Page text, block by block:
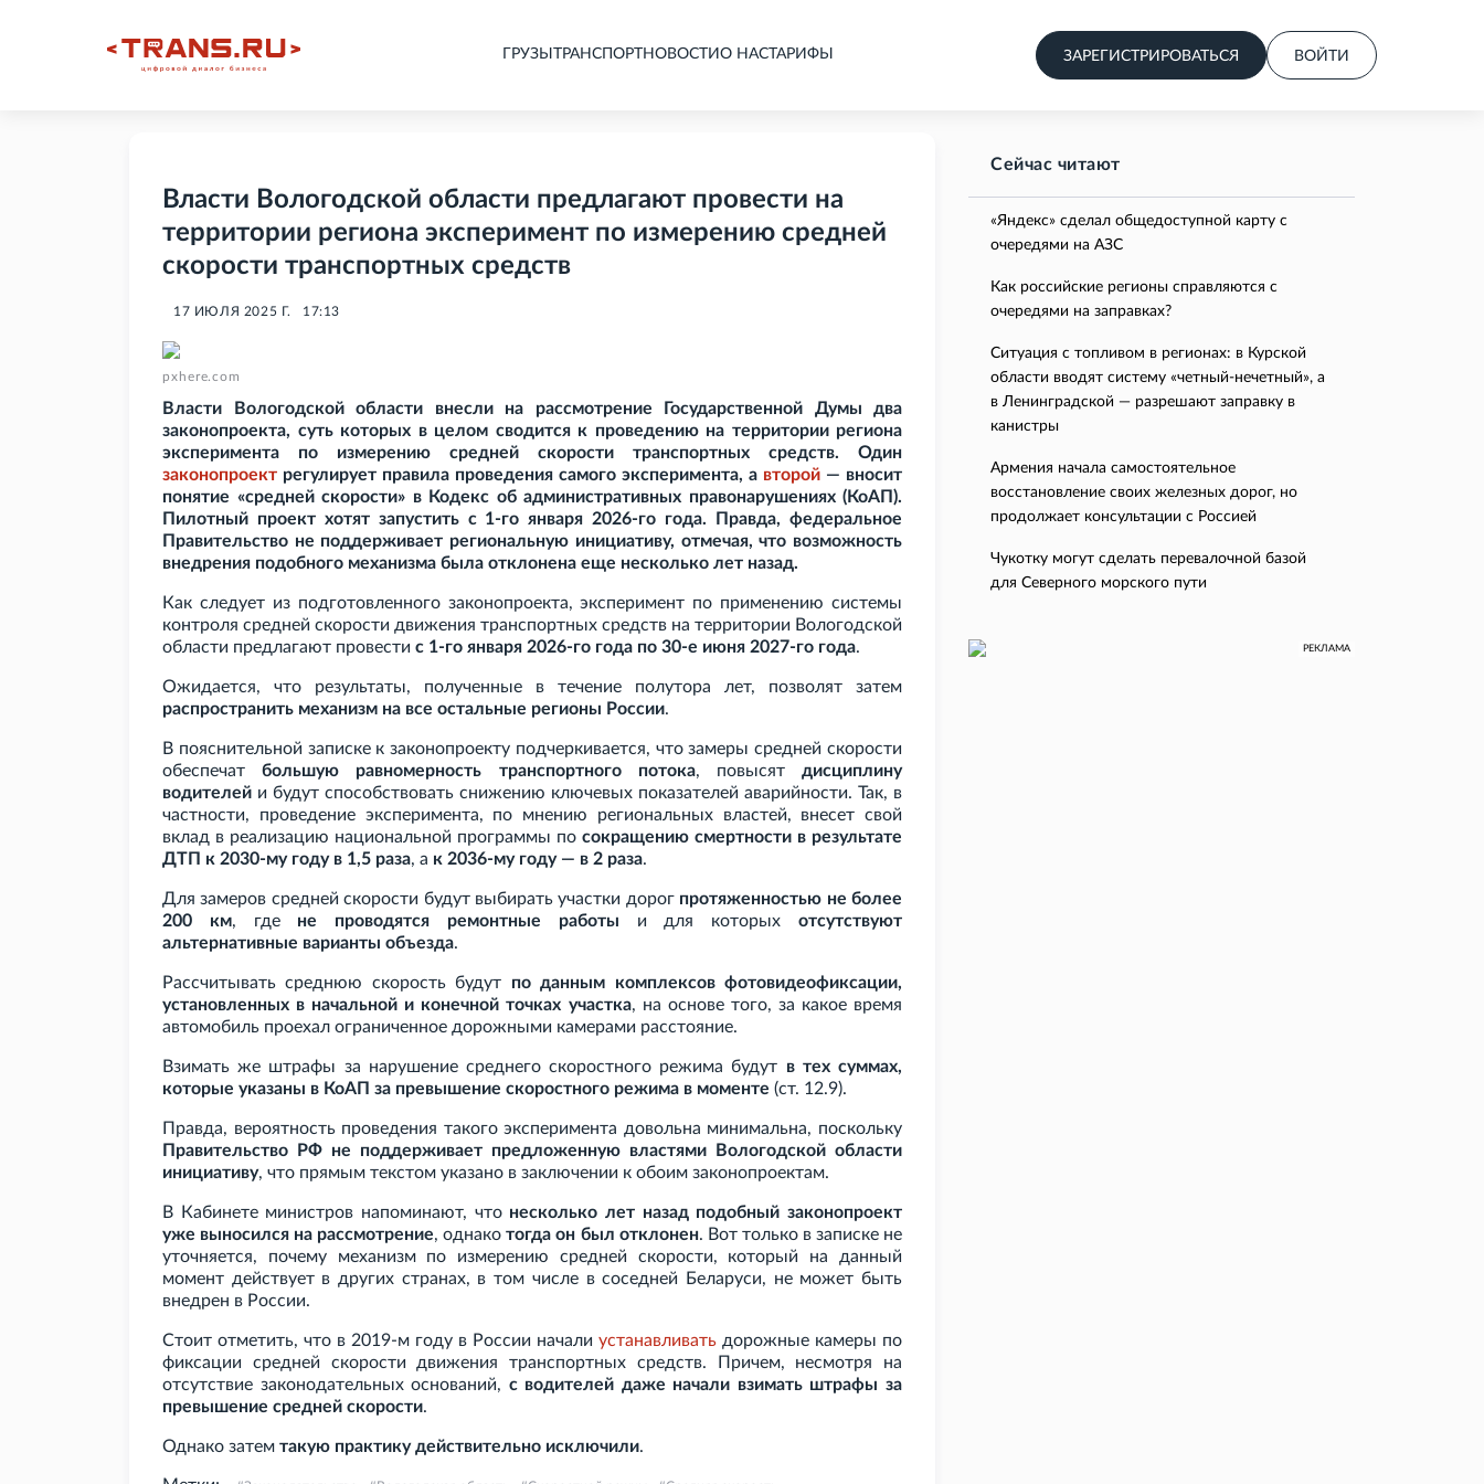
ГРУЗЫ ТРАНСПОРТНОВОСТИ О НАСТАРИФЫ ЗАРЕГИСТРИРОВАТЬСЯ ВОЙТИ
Власти Вологодской области предлагают провести на
территории региона эксперимент по измерению средней
скорости транспортных средств
17 ИЮЛЯ 2025 Г. 17:13
pxhere.com
Власти Вологодской области внесли на рассмотрение Государственной Думы два
законопроекта, суть которых в целом сводится к проведению на территории региона
эксперимента по измерению средней скорости транспортных средств. Один
законопроект регулирует правила проведения самого эксперимента, а второй — вносит
понятие «средней скорости» в Кодекс об административных правонарушениях (КоАП).
Пилотный проект хотят запустить с 1-го января 2026-го года. Правда, федеральное
Правительство не поддерживает региональную инициативу, отмечая, что возможность
внедрения подобного механизма была отклонена еще несколько лет назад.
Как следует из подготовленного законопроекта, эксперимент по применению системы
контроля средней скорости движения транспортных средств на территории Вологодской
области предлагают провести с 1-го января 2026-го года по 30-е июня 2027-го года.
Ожидается, что результаты, полученные в течение полутора лет, позволят затем
распространить механизм на все остальные регионы России.
В пояснительной записке к законопроекту подчеркивается, что замеры средней скорости
обеспечатбольшую равномерность транспортного потока, повысятдисциплину
водителей и будут способствовать снижению ключевых показателей аварийности. Так, в
частности, проведение эксперимента, по мнению региональных властей, внесет свой
вклад в реализацию национальной программы по сокращению смертности в результате
ДТП к 2030-му году в 1,5 раза, а к 2036-му году — в 2 раза.
Для замеров средней скорости будут выбирать участки дорог протяженностью не более
200
км, где не проводятся ремонтные работы и для которыхотсутствуют
альтернативные варианты объезда.
Рассчитывать среднюю скорость будут по данным комплексов фотовидеофиксации,
установленных в начальной и конечной точках участка, на основе того, за какое время
автомобиль проехал ограниченное дорожными камерами расстояние.
Взимать же штрафы за нарушение среднего скоростного режима будут в тех суммах,
которые указаны в КоАП за превышение скоростного режима в моменте (ст. 12.9).
Правда, вероятность проведения такого эксперимента довольна минимальна, поскольку
Правительство
РФ не поддерживает предложенную властями Вологодской области
инициативу, что прямым текстом указано в заключении к обоим законопроектам.
В Кабинете министров напоминают, что несколько лет назад подобный законопроект
уже выносился на рассмотрение, однакотогда он был отклонен. Вот только в записке не
уточняется, почему механизм по измерению средней скорости, который на данный
момент действует в других странах, в том числе в соседней Беларуси, не может быть
внедрен в России.
Стоит отметить, что в 2019-м году в России начали устанавливать дорожные камеры по
фиксации средней скорости движения транспортных средств. Причем, несмотря на
отсутствие законодательных оснований, с водителей даже начали взимать штрафы за
превышение средней скорости.
Однако затем такую практику действительно исключили.
Сейчас читают
«Яндекс» сделал общедоступной карту с
очередями на АЗС
Как российские регионы справляются с
очередями на заправках?
Ситуация с топливом в регионах: в Курской
области вводят систему «четный-нечетный», а
в Ленинградской — разрешают заправку в
канистры
Армения начала самостоятельное
восстановление своих железных дорог, но
продолжает консультации с Россией
Чукотку могут сделать перевалочной базой
для Северного морского пути
РЕКЛАМА